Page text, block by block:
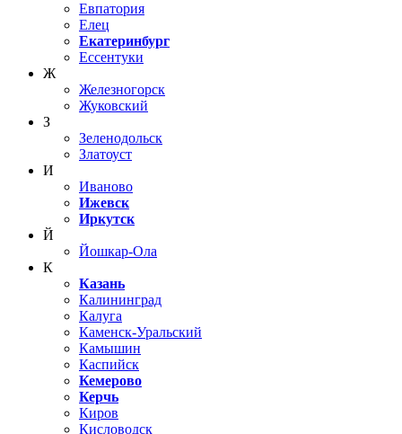
Евпатория
Елец
Екатеринбург
Ессентуки
Ж
Железногорск
Жуковский
З
Зеленодольск
Златоуст
И
Иваново
Ижевск
Иркутск
Й
Йошкар-Ола
К
Казань
Калининград
Калуга
Каменск-Уральский
Камышин
Каспийск
Кемерово
Керчь
Киров
Кисловодск